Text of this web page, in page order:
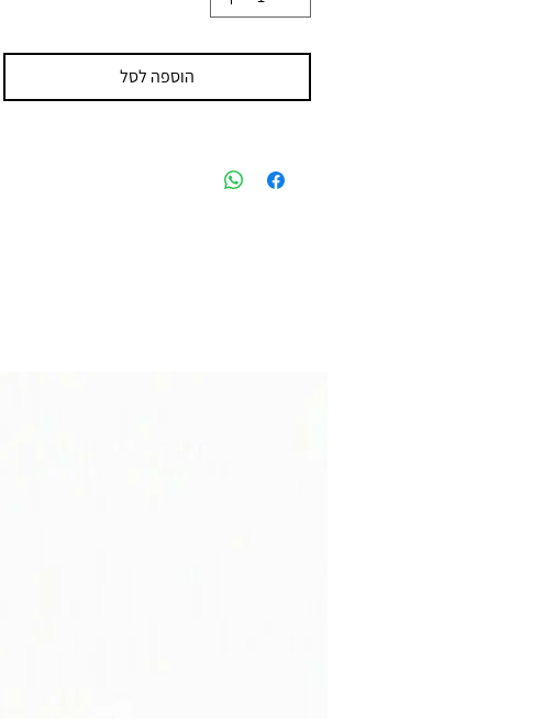
הוספה לסל